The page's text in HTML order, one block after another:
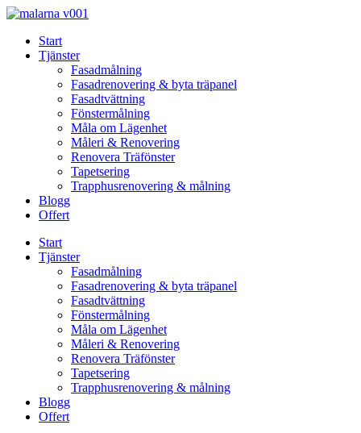
Skip
contentStart
Tjänster
Fasadmålning
Fasadrenovering & byta träpanel
Fasadtvättning
Fönstermålning
Måla om Lägenhet
Måleri & Renovering
Renovera Träfönster
Tapetsering
Trapphusrenovering & målning
Blogg
Offert
Start
Tjänster
Fasadmålning
Fasadrenovering & byta träpanel
Fasadtvättning
Fönstermålning
Måla om Lägenhet
Måleri & Renovering
Renovera Träfönster
Tapetsering
Trapphusrenovering & målning
Blogg
Offert